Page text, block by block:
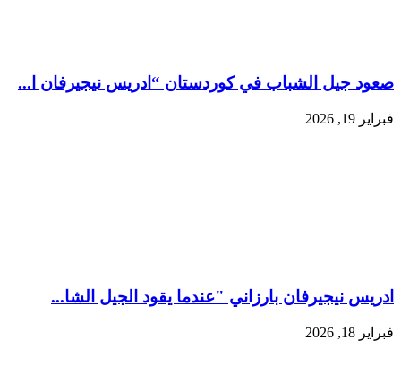
صعود جيل الشباب في كوردستان “ادريس نيجيرفان ا...
فبراير 19, 2026
ادريس نيجيرفان بارزاني "عندما يقود الجيل الشا...
فبراير 18, 2026